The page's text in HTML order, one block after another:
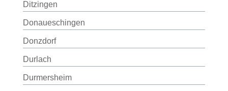
Ditzingen
Donaueschingen
Donzdorf
Durlach
Durmersheim